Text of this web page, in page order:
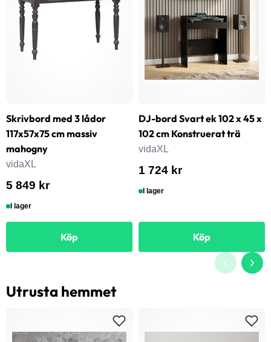
Skrivbord med 3 lådor
117x57x75 cm massiv
mahogny
vidaXL
5 849 kr
I lager
Köp
DJ-bord Svart ek 102 x 45 x
102 cm Konstruerat trä
vidaXL
1 724 kr
I lager
Köp
Utrusta hemmet